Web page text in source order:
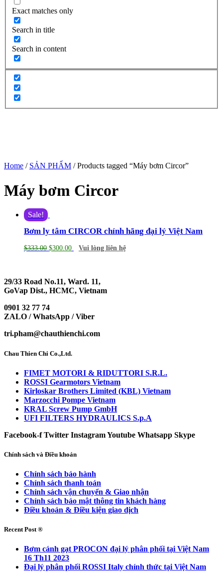
Exact matches only
Search in title
Search in content
Home / SẢN PHẨM / Products tagged “Máy bơm Circor”
Máy bơm Circor
Sale!
Bơm ly tâm CIRCOR chính hãng đại lý Việt Nam
$333.00 $300.00 Vui lòng liên hệ
29/33 Road No.11, Ward. 11,
GoVap Dist., HCMC, Vietnam
0901 32 77 74
ZALO / WhatsApp / Viber
tri.pham@chauthienchi.com
Chau Thien Chi Co.,Ltd.
FIMET MOTORI & RIDUTTORI S.R.L.
ROSSI Gearmotors Vietnam
Kirloskar Brothers Limited (KBL) Vietnam
Marzocchi Pompe Vietnam
KRAL Screw Pump GmbH
UFI FILTERS HYDRAULICS S.p.A
Facebook-f Twitter InstagramYoutube Whatsapp Skype
Chính sách và Điều khoản
Chính sách bảo hành
Chính sách thanh toán
Chính sách vận chuyển & Giao nhận
Chính sách bảo mật thông tin khách hàng
Điều khoản & Điều kiện giao dịch
Recent Post ®
Bơm cánh gạt PROCON đại lý phân phối tại Việt Nam
16 Th11 2023
Đại lý phân phối ROSSI Italy chính thức tại Việt Nam